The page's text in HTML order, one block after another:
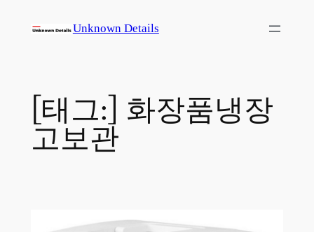
Unknown Details
[태그:] 화장품냉장
고보관